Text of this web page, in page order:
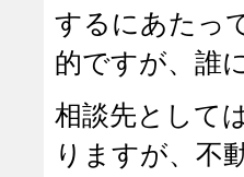
するにあたっ
的ですが、誰
相談先として
りますが、不